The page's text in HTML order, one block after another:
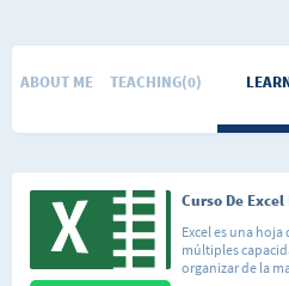
ABOUT ME TEACHING(0)
Curso De
Excel es una
múltiples
organizar de la